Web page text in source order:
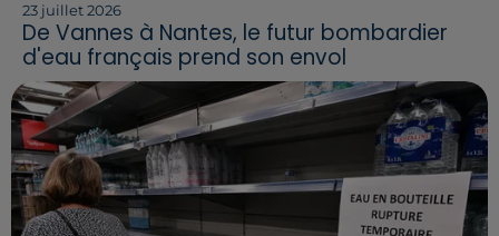
23 juillet 2026
De Vannes à Nantes, le futur bombardier
d'eau français prend son envol